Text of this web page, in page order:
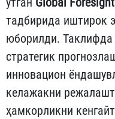
тадбирида иштирок
юборилди. Таклифда
стратегик
инновацион
келажакни
ҳамкорликни